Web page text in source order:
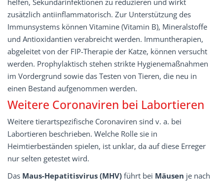
helfen, Sekundärinfektionen zu reduzieren und wirkt
zusätzlich antiinflammatorisch. Zur Unterstützung des
Immunsystems können Vitamine (Vitamin B), Mineralstoffe
und Antioxidantien verabreicht werden. Immuntherapien,
abgeleitet von der FIP-Therapie der Katze, können versucht
werden. Prophylaktisch stehen strikte Hygienemaßnahmen
im Vordergrund sowie das Testen von Tieren, die neu in
einen Bestand aufgenommen werden.
Weitere Coronaviren bei Labortieren
Weitere tierartspezifische Coronaviren sind v. a. bei
Labortieren beschrieben. Welche Rolle sie in
Heimtierbeständen spielen, ist unklar, da auf diese Erreger
nur selten getestet wird.
Das Maus-Hepatitisvirus (MHV) führt bei Mäusen je nach